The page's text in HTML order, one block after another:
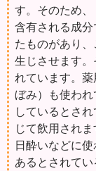
す。そのため、
含有される成
たものがあり
生じさせます
れています。
ぼみ）も使わ
しているとさ
じて飲用され
日酔いなどに
あるとされてい